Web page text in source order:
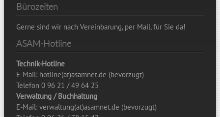
Bürozeiten
Gerne sind wir nach Vereinbarung, per Mail, für Sie da!
ASAM-Hotline
Technik-Hotline
E-Mail: hotline(at)asamnet.de (bevorzugt)
Telefon 0 96 21 / 49 64 25
Verwaltung / Buchhaltung
E-Mail: verwaltung(at)asamnet.de (bevorzugt)